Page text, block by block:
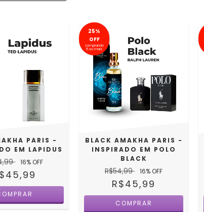
PARIS -
EM LAPIDUS
16% OFF
25%
OFF
comprando
5 ou mais
BLACK AMAKHA PARIS -
INSPIRADO EM POLO
BLACK
R$54,99 16% OFF
R$45,99